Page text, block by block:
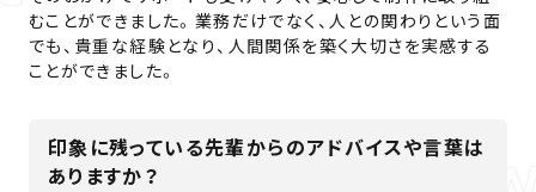
むことができました。業務だけでなく、人との関わりという面
でも、貴重な経験となり、人間関係を築く大切さを実感する
ことができました。
印象に残っている先輩からのアドバイスや言葉は
ありますか？